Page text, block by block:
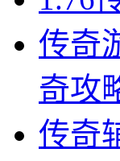
传奇
奇攻
传奇